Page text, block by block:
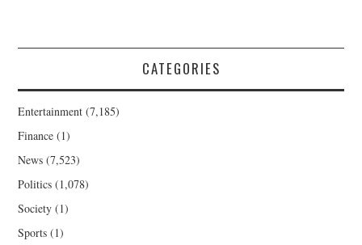
CATEGORIES
Entertainment (7,185)
Finance (1)
News (7,523)
Politics (1,078)
Society (1)
Sports (1)